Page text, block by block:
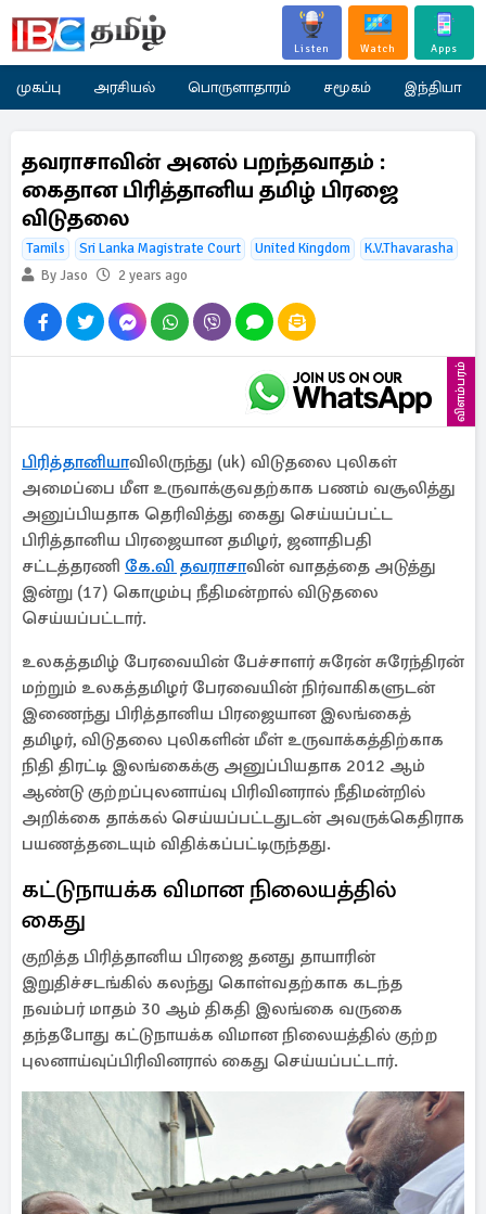
Listen Watch Apps
முகப்பு அரசியல் பொருளாதாரம் சமூகம் இந்தியா
தவராசாவின் அனல் பறந்தவாதம் :
கைதான பிரித்தானிய தமிழ் பிரஜை
விடுதலை
Tamils Sri Lanka Magistrate Court United Kingdom
K.V.Thavarasha
By Jaso
2 years ago
விளம்பரம்
பிரித்தானியாவிலிருந்து (uk) விடுதலை புலிகள்
அமைப்பை மீள உருவாக்குவதற்காக பணம் வசூலித்து
அனுப்பியதாக தெரிவித்து கைது செய்யப்பட்ட
பிரித்தானிய பிரஜையான தமிழர், ஜனாதிபதி
சட்டத்தரணி கே.வி தவராசாவின் வாதத்தை அடுத்து
இன்று (17) கொழும்பு நீதிமன்றால் விடுதலை
செய்யப்பட்டார்.
உலகத்தமிழ் பேரவையின் பேச்சாளர் சுரேன் சுரேந்திரன்
மற்றும் உலகத்தமிழர் பேரவையின் நிர்வாகிகளுடன்
இணைந்து பிரித்தானிய பிரஜையான இலங்கைத்
தமிழர், விடுதலை புலிகளின் மீள் உருவாக்கத்திற்காக
நிதி திரட்டி இலங்கைக்கு அனுப்பியதாக 2012 ஆம்
ஆண்டு குற்றப்புலனாய்வு பிரிவினரால் நீதிமன்றில்
அறிக்கை தாக்கல் செய்யப்பட்டதுடன் அவருக்கெதிராக
பயணத்தடையும் விதிக்கப்பட்டிருந்தது.
கட்டுநாயக்க விமான நிலையத்தில்
கைது
குறித்த பிரித்தானிய பிரஜை தனது தாயாரின்
இறுதிச்சடங்கில் கலந்து கொள்வதற்காக கடந்த
நவம்பர் மாதம் 30 ஆம் திகதி இலங்கை வருகை
தந்தபோது கட்டுநாயக்க விமான நிலையத்தில் குற்ற
புலனாய்வுப்பிரிவினரால் கைது செய்யப்பட்டார்.